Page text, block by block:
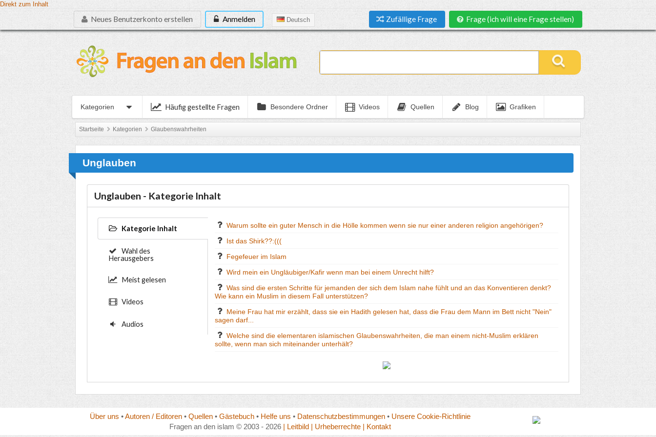
Direkt zum Inhalt
Neues Benutzerkonto erstellen Anmelden Deutsch Zufällige Frage Frage (ich will eine Frage stellen)
Kategorien Häufig gestellte Fragen Besondere Ordner Videos Quellen Blog Grafiken
Startseite Kategorien Glaubenswahrheiten
Unglauben
Unglauben - Kategorie Inhalt
Kategorie Inhalt
Wahl des
Herausgebers
Meist gelesen
Videos
Audios
Warum sollte ein guter Mensch in die Hölle kommen wenn sie nur einer anderen religion angehörigen?
Ist das Shirk??:(((
Fegefeuer im Islam
Wird mein ein Ungläubiger/Kafir wenn man bei einem Unrecht hilft?
Was sind die ersten Schritte für jemanden der sich dem Islam nahe fühlt und an das Konventieren denkt?
Wie kann ein Muslim in diesem Fall unterstützen?
Meine Frau hat mir erzählt, dass sie ein Hadith gelesen hat, dass die Frau dem Mann im Bett nicht "Nein"
sagen darf...
Welche sind die elementaren islamischen Glaubenswahrheiten, die man einem nicht-Muslim erklären
sollte, wenn man sich miteinander unterhält?
Über uns •Autoren / Editoren• Quellen• Gästebuch• Helfe uns • Datenschutzbestimmungen• Unsere Cookie-Richtlinie
Fragen an den islam © 2003 - 2026 | Leitbild | Urheberrechte | Kontakt